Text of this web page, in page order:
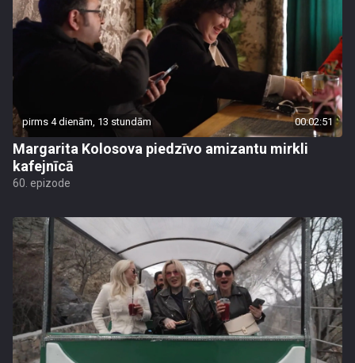
pirms 4 dienām, 13 stundām 00:02:51
Margarita Kolosova piedzīvo amizantu mirkli
kafejnīcā
60. epizode